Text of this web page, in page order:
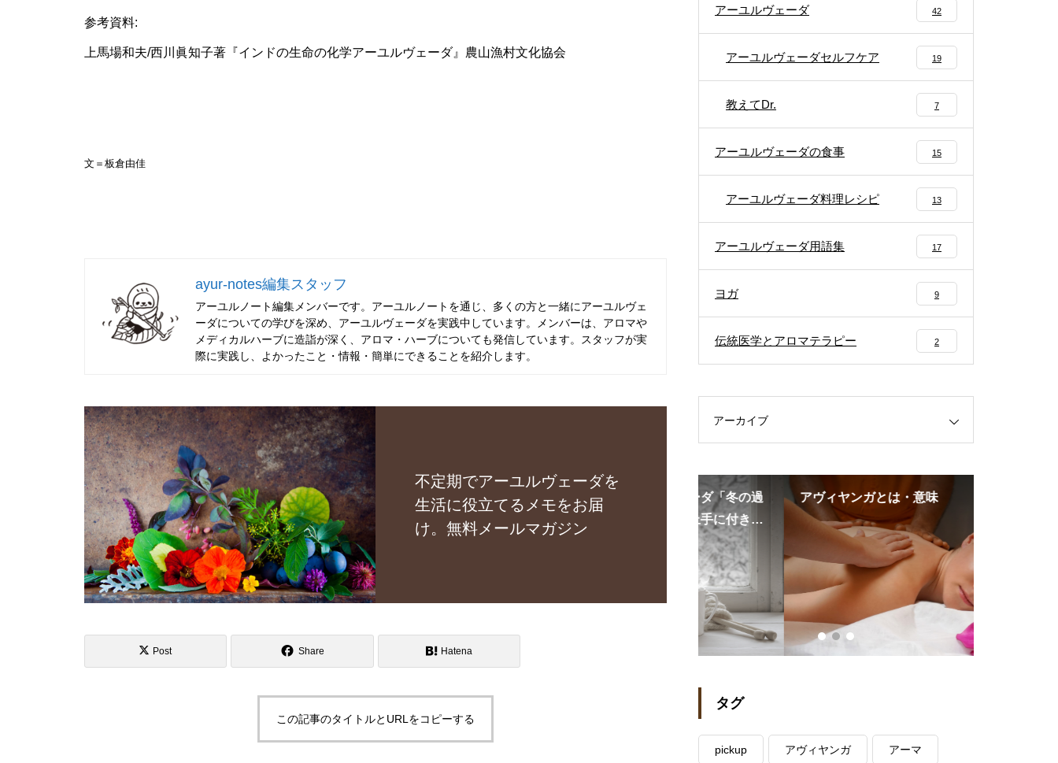
参考資料:
上馬場和夫/西川眞知子著『インドの生命の化学アーユルヴェーダ』農山漁村文化協会
文＝板倉由佳
ayur-notes編集スタッフ
アーユルノート編集メンバーです。アーユルノートを通じ、多くの方と一緒にアーユルヴェ
ーダについての学びを深め、アーユルヴェーダを実践中しています。メンバーは、アロマや
メディカルハーブに造詣が深く、アロマ・ハーブについても発信しています。スタッフが実
際に実践し、よかったこと・情報・簡単にできることを紹介します。
不定期でアーユルヴェーダを
生活に役立てるメモをお届
け。無料メールマガジン
Post Share Hatena
この記事のタイトルとURLをコピーする
アーユルヴェーダ 42
アーユルヴェーダセルフケア 19
教えてDr. 7
アーユルヴェーダの食事 15
アーユルヴェーダ料理レシピ 13
アーユルヴェーダ用語集 17
ヨガ 9
伝統医学とアロマテラピー 2
アーカイブ
精油の正しい選び方とアロマテラピーを行
うときの注意点
【レシピ動画】アーユルヴェーダ「冬の過
ごし方と食事法」寒い季節と上手に付き合
アヴィヤンガとは・意味
タグ
pickup アヴィヤンガ アーマ